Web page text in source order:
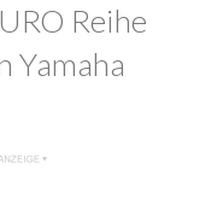
Reihe
Yamaha